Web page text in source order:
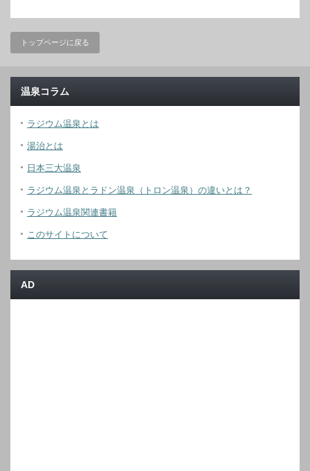
トップページに戻る
温泉コラム
ラジウム温泉とは
湯治とは
日本三大温泉
ラジウム温泉とラドン温泉（トロン温泉）の違いとは？
ラジウム温泉関連書籍
このサイトについて
AD